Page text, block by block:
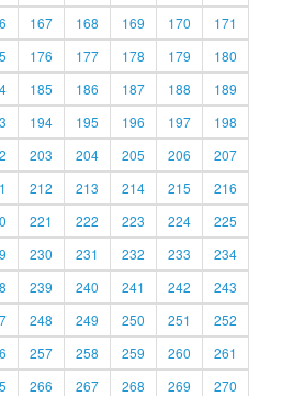
167 168 169 170
171
176 177 178 179
180
185 186 187 188
189
194 195 196 197
198
203 204 205 206
207
212 213 214 215
216
221 222 223 224
225
230 231 232 233
234
239 240 241 242
243
248 249 250 251
252
257 258 259 260
261
266 267 268 269
270